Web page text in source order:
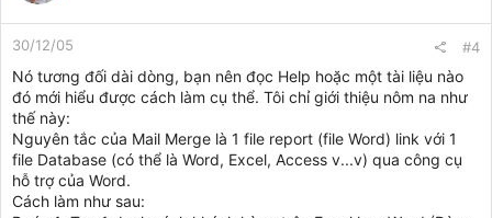
30/12/05 #4
Nó tương đối dài dòng, bạn nên đọc Help hoặc một tài liệu nào
đó mới hiểu được cách làm cụ thể. Tôi chỉ giới thiệu nôm na như
thế này:
Nguyên tắc của Mail Merge là 1 file report (file Word) link với 1
file Database (có thể là Word, Excel, Access v...v) qua công cụ
hỗ trợ của Word.
Cách làm như sau: